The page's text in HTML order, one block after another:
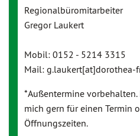
Regionalbüromitarbeiter
Gregor Laukert
Mobil: 0152 - 5214 3315
Mail: g.laukert[at]dorothea-
*Außentermine
mich gern für einen Termin
Öffnungszeiten.